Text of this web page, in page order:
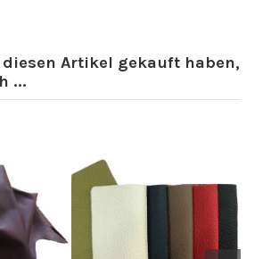
Artikel gekauft haben,
...